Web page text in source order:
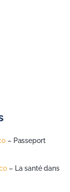
– Passeport
– La santé dans